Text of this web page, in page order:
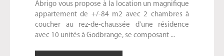
Abrigo vous propose à la location un magnifique
appartement de +/-84 m2 avec 2 chambres à
coucher au rez-de-chaussée d'une résidence
avec 10 unités à Godbrange, se composant ...